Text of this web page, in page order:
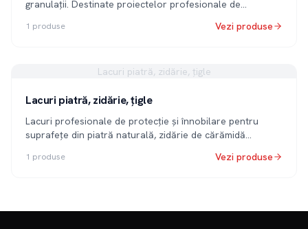
granulații. Destinate proiectelor profesionale de
1 produse Vezi produse
Lacuri piatră, zidărie, țigle
Lacuri piatră, zidărie, țigle
Lacuri profesionale de protecție și înnobilare pentru
suprafețe din piatră naturală, zidărie de cărămidă
1 produse Vezi produse